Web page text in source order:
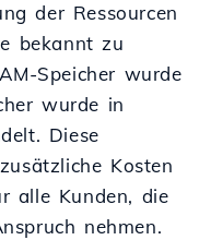
der Ressourcen
bekannt zu
Speicher wurde
wurde in
Diese
Kosten
alle Kunden, die
nehmen.